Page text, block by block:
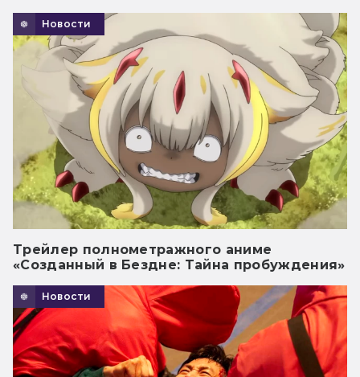
Новости
Трейлер полнометражного аниме
«Созданный в Бездне: Тайна пробуждения»
Новости